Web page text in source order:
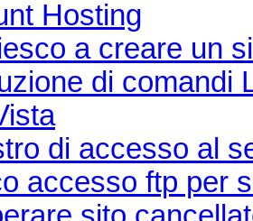
Hosting
a creare un
di comandi
di accesso al
accesso ftp per